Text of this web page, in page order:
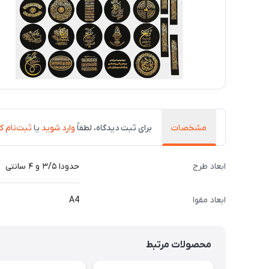
مشخصات برای ثبت دیدگاه، لطفاً وارد شوید یا ثبت‌نام
ابعاد طرح حدودا ۳/۵ و ۴ سانتی
ابعاد مقوا A4
محصولات مرتبط